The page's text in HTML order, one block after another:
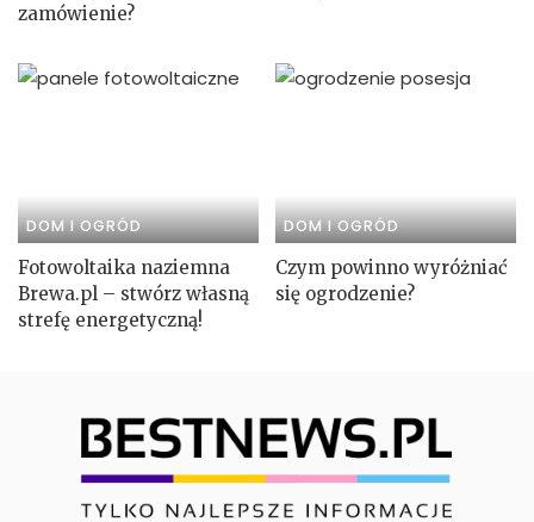
zamówienie?
DOM I OGRÓD
Fotowoltaika naziemna
Brewa.pl – stwórz własną
strefę energetyczną!
DOM I OGRÓD
Czym powinno wyróżniać
się ogrodzenie?